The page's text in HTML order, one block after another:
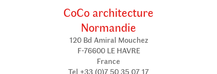
CoCo architecture
Normandie
120 Bd Amiral Mouchez
F-76600 LE HAVRE
France
Tel +33 (0)7 50 35 07 17